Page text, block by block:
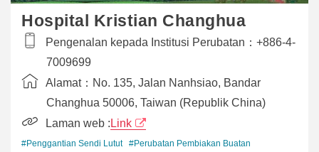
Hospital Kristian Changhua
Pengenalan kepada Institusi Perubatan： +886-4-
7009699
Alamat： No. 135, Jalan Nanhsiao, Bandar
Changhua 50006, Taiwan (Republik China)
Laman web : Link
#Penggantian Sendi Lutut
#Perubatan Pembiakan Buatan